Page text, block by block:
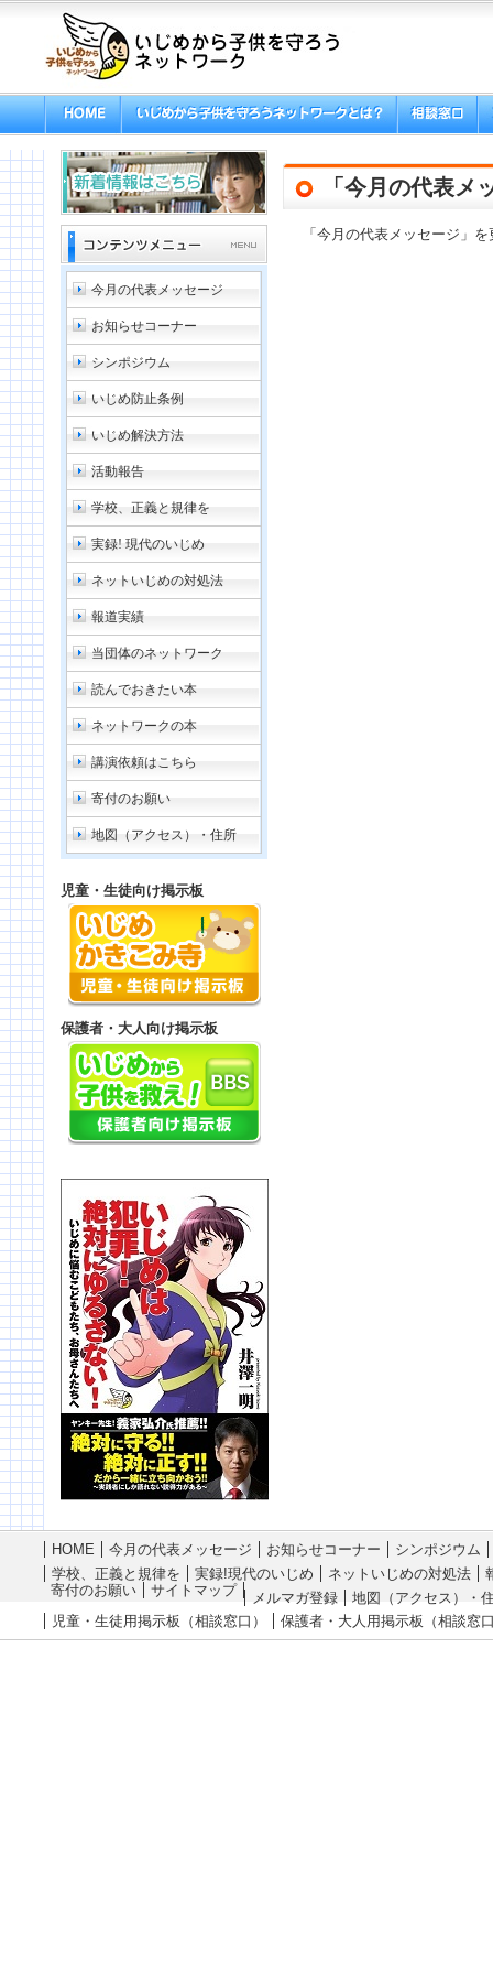
今月の代表メッセージ
お知らせコーナー
シンポジウム
いじめ防止条例
いじめ解決方法
活動報告
学校、正義と規律を
実録! 現代のいじめ
ネットいじめの対処法
報道実績
当団体のネットワーク
読んでおきたい本
ネットワークの本
講演依頼はこちら
寄付のお願い
地図（アクセス）・住所
児童・生徒向け掲示板
保護者・大人向け掲示板
「今月の代表メ
「今月の代表メッセージ」
HOME 今月の代表メッセージ お知らせコーナー
シンポジウム
学校、正義と規律を
実録!現代のいじめ ネットいじめの対処法
寄付のお願い
サイトマップ メルマガ登録
地図（アクセス）・
児童・生徒用掲示板（相談窓口）
保護者・大人用掲示板（相談窓